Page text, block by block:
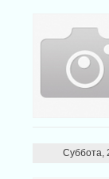
Суббота,